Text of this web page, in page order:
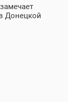
Донецкой